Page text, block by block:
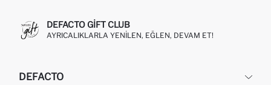
DEFACTO GIFT CLUB
AYRICALIKLARLA YENILEN, EĞLEN, DEVAM ET!
DEFACTO